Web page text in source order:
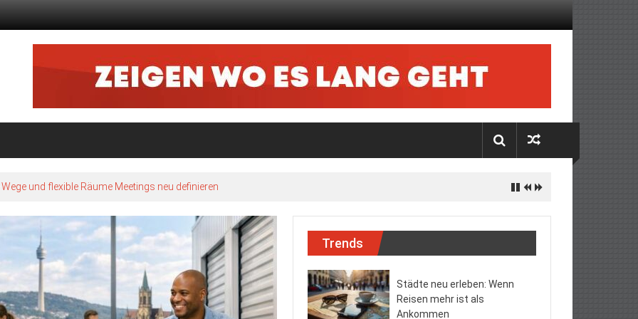
und flexible Räume Meetings neu definieren
Trends
Städte neu erleben: Wenn
Reisen mehr ist als
Ankommen